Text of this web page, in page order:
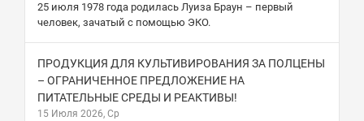
25 июля 1978 года родилась Луиза Браун – первый
человек, зачатый с помощью ЭКО.
ПРОДУКЦИЯ ДЛЯ КУЛЬТИВИРОВАНИЯ ЗА ПОЛЦЕНЫ
– ОГРАНИЧЕННОЕ ПРЕДЛОЖЕНИЕ НА
ПИТАТЕЛЬНЫЕ СРЕДЫ И РЕАКТИВЫ!
15 Июля 2026, Ср